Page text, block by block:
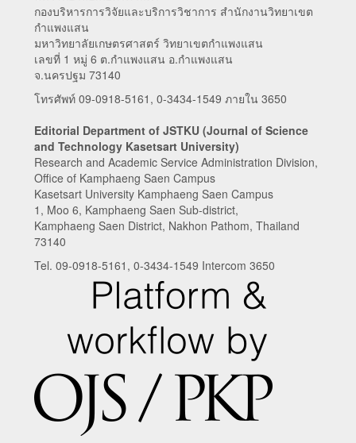
กองบริหารการวิจัยและบริการวิชาการ สำนักงานวิทยาเขต
กำแพงแสน
มหาวิทยาลัยเกษตรศาสตร์ วิทยาเขตกำแพงแสน
เลขที่ 1 หมู่ 6 ต.กำแพงแสน อ.กำแพงแสน
จ.นครปฐม 73140
โทรศัพท์ 09-0918-5161, 0-3434-1549 ภายใน 3650
Editorial Department of JSTKU (Journal of Science
and Technology Kasetsart University)
Research and Academic Service Administration Division,
Office of Kamphaeng Saen Campus
Kasetsart University Kamphaeng Saen Campus
1, Moo 6, Kamphaeng Saen Sub-district,
Kamphaeng Saen District, Nakhon Pathom, Thailand
73140
Tel. 09-0918-5161, 0-3434-1549 Intercom 3650